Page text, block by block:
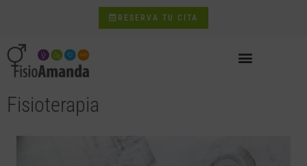
RESERVA TU CITA
Fisioterapia